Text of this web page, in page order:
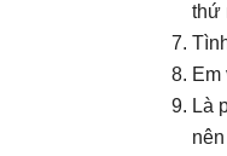
thứ
Là